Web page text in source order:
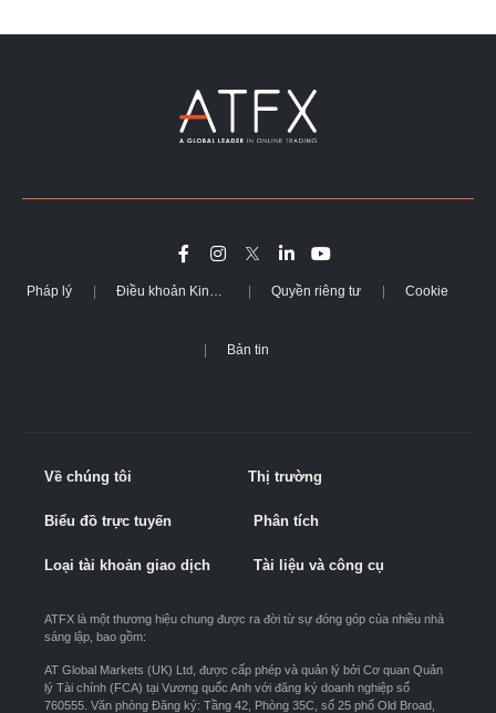
Pháp lý Điều khoản Kinh doanh Quyền riêng tư Cookie
Bản tin
Về chúng tôi Thị trường
Biểu đồ trực tuyến Phân tích
Loại tài khoản giao dịch Tài liệu và công cụ
ATFX là một thương hiệu chung được ra đời từ sự đóng góp của nhiều nhà
sáng lập, bao gồm:
AT Global Markets (UK) Ltd, được cấp phép và quản lý bởi Cơ quan Quản
lý Tài chính (FCA) tại Vương quốc Anh với đăng ký doanh nghiệp số
760555. Văn phòng Đăng ký: Tầng 42, Phòng 35C, số 25 phố Old Broad,